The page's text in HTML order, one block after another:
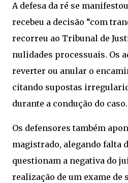
A defesa da ré se
recebeu a decisão “com
recorreu ao Tribunal de
nulidades processuais. Os
reverter ou anular o
citando supostas
durante a condução do caso.
Os defensores também
magistrado, alegando falta
questionam a negativa do
realização de um exame de